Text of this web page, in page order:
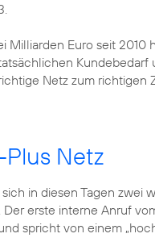
Milliarden Euro seit
Netz zum richtigen
Netz
in diesen Tagen zwei
erste interne Anruf
spricht von einem